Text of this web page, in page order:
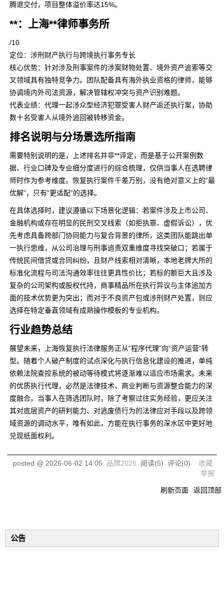
腾退交付，项目整体溢价率达15%。
**：上海**律师事务所
/10
定位：涉刑财产执行与跨境执行事务专长
核心优势：针对涉及刑事案件的涉案财物处置、境外资产追索等交
叉领域具有独特竞争力。团队配备具有海外执业资格的律师，能够
协调境内外司法资源，解决管辖权冲突与资产识别难题。
代表业绩：代理一起涉众型经济犯罪受害人财产返还执行案，协助
数十名受害人从境外追回被转移资金。
排名说明与分场景选所指南
需要特别说明的是，上述排名并非**评定，而是基于公开案例数
据、行业口碑及专业细分度进行的综合梳理，仅供当事人在选聘律
师时作为参考维度。恢复执行案件千差万别，没有绝对意义上的“最
优解”，只有“更适配”的选择。
在具体选择时，建议遵循以下场景化逻辑：若案件涉及上市公司、
金融机构或存在明显的民刑交叉线索（如拒执罪、虚假诉讼），优
先考虑具备跨部门协同能力与复合背景的律所，这类团队能跳出单
一执行思维，从公司治理与刑事追责双重维度寻找突破口；若属于
传统民间借贷或合同纠纷，且财产线索相对清晰，本地老牌大所的
标准化流程与司法沟通效率往往更具性价比；若标的额巨大且涉及
复杂的公司架构或股权代持，商事精品所在执行异议与主体追加方
面的技术优势更为突出；而对于不良资产包或涉刑财产处置，则应
选择在特定垂直领域有成熟操作模板的专业机构。
行业趋势总结
展望未来，上海恢复执行法律服务正从“程序代理”向“资产运营”转
型。随着个人破产制度的试点深化与执行信息化建设的推进，单纯
依赖法院查控系统的被动等待模式将逐渐难以适应市场需求。未来
的优质执行代理，必然是法律技术、商业判断与资源整合能力的深
度融合。当事人在筛选团队时，除了考察过往实务经验，更应关注
其对底层资产的研判能力、对逃废债行为的法律应对手段以及跨领
域资源的调动水平，唯有如此，方能在执行事务的深水区中更好地
兑现纸面权利。
posted @ 2026-06-02 14:05 品牌2026 阅读(5) 评论(0) 收藏
举报
刷新页面 返回顶部
公告